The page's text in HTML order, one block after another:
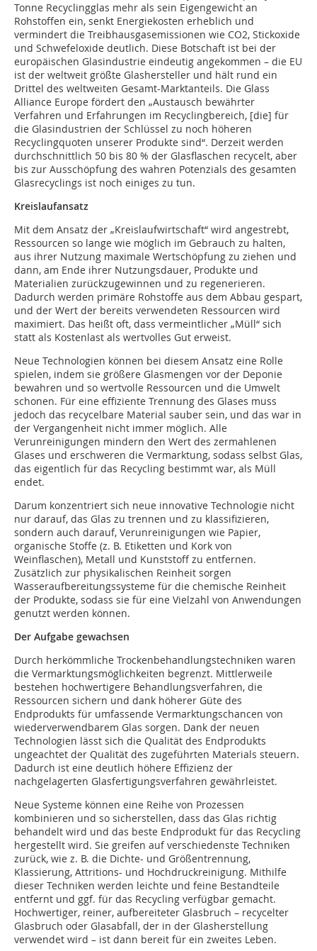
Tonne Recyclingglas mehr als sein Eigengewicht an
Rohstoffen ein, senkt Energiekosten erheblich und
vermindert die Treibhausgasemissionen wie CO2, Stickoxide
und Schwefeloxide deutlich. Diese Botschaft ist bei der
europäischen Glasindustrie eindeutig angekommen – die EU
ist der weltweit größte Glashersteller und hält rund ein
Drittel des weltweiten Gesamt-Marktanteils. Die Glass
Alliance Europe fördert den „Austausch bewährter
Verfahren und Erfahrungen im Recyclingbereich, [die] für
die Glasindustrien der Schlüssel zu noch höheren
Recyclingquoten unserer Produkte sind“. Derzeit werden
durchschnittlich 50 bis 80 % der Glasflaschen recycelt, aber
bis zur Ausschöpfung des wahren Potenzials des gesamten
Glasrecyclings ist noch einiges zu tun.
Kreislaufansatz
Mit dem Ansatz der „Kreislaufwirtschaft“ wird angestrebt,
Ressourcen so lange wie möglich im Gebrauch zu halten,
aus ihrer Nutzung maximale Wertschöpfung zu ziehen und
dann, am Ende ihrer Nutzungsdauer, Produkte und
Materialien zurückzugewinnen und zu regenerieren.
Dadurch werden primäre Rohstoffe aus dem Abbau gespart,
und der Wert der bereits verwendeten Ressourcen wird
maximiert. Das heißt oft, dass vermeintlicher „Müll“ sich
statt als Kostenlast als wertvolles Gut erweist.
Neue Technologien können bei diesem Ansatz eine Rolle
spielen, indem sie größere Glasmengen vor der Deponie
bewahren und so wertvolle Ressourcen und die Umwelt
schonen. Für eine effiziente Trennung des Glases muss
jedoch das recycelbare Material sauber sein, und das war in
der Vergangenheit nicht immer möglich. Alle
Verunreinigungen mindern den Wert des zermahlenen
Glases und erschweren die Vermarktung, sodass selbst Glas,
das eigentlich für das Recycling bestimmt war, als Müll
endet.
Darum konzentriert sich neue innovative Technologie nicht
nur darauf, das Glas zu trennen und zu klassifizieren,
sondern auch darauf, Verunreinigungen wie Papier,
organische Stoffe (z. B. Etiketten und Kork von
Weinflaschen), Metall und Kunststoff zu entfernen.
Zusätzlich zur physikalischen Reinheit sorgen
Wasseraufbereitungssysteme für die chemische Reinheit
der Produkte, sodass sie für eine Vielzahl von Anwendungen
genutzt werden können.
Der Aufgabe gewachsen
Durch herkömmliche Trockenbehandlungstechniken waren
die Vermarktungsmöglichkeiten begrenzt. Mittlerweile
bestehen hochwertigere Behandlungsverfahren, die
Ressourcen sichern und dank höherer Güte des
Endprodukts für umfassende Vermarktungschancen von
wiederverwendbarem Glas sorgen. Dank der neuen
Technologien lässt sich die Qualität des Endprodukts
ungeachtet der Qualität des zugeführten Materials steuern.
Dadurch ist eine deutlich höhere Effizienz der
nachgelagerten Glasfertigungsverfahren gewährleistet.
Neue Systeme können eine Reihe von Prozessen
kombinieren und so sicherstellen, dass das Glas richtig
behandelt wird und das beste Endprodukt für das Recycling
hergestellt wird. Sie greifen auf verschiedenste Techniken
zurück, wie z. B. die Dichte- und Größentrennung,
Klassierung, Attritions- und Hochdruckreinigung. Mithilfe
dieser Techniken werden leichte und feine Bestandteile
entfernt und ggf. für das Recycling verfügbar gemacht.
Hochwertiger, reiner, aufbereiteter Glasbruch – recycelter
Glasbruch oder Glasabfall, der in der Glasherstellung
verwendet wird – ist dann bereit für ein zweites Leben.